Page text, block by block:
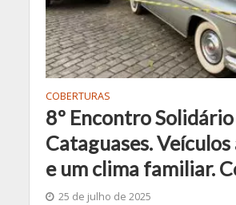
COBERTURAS
8º Encontro
Cataguases.
e um clima familiar.
25 de julho de 2025